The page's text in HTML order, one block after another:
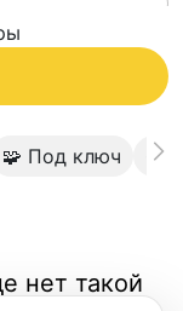
🧩 Под ключ 🎬
нет такой